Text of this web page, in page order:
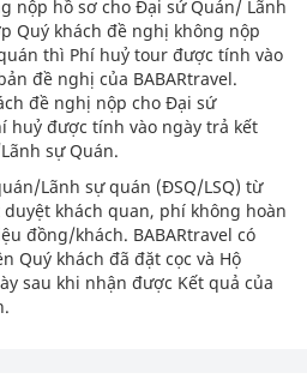
nộp hồ sơ cho Đại sứ Quán/ Lãnh
Quý khách đề nghị không nộp
thì Phí huỷ tour được tính vào
đề nghị của BABARtravel.
đề nghị nộp cho Đại sứ
huỷ được tính vào ngày trả kết
sự Quán.
Lãnh sự quán (ĐSQ/LSQ) từ
duyệt khách quan, phí không hoàn
đồng/khách. BABARtravel có
Quý khách đã đặt cọc và Hộ
sau khi nhận được Kết quả của